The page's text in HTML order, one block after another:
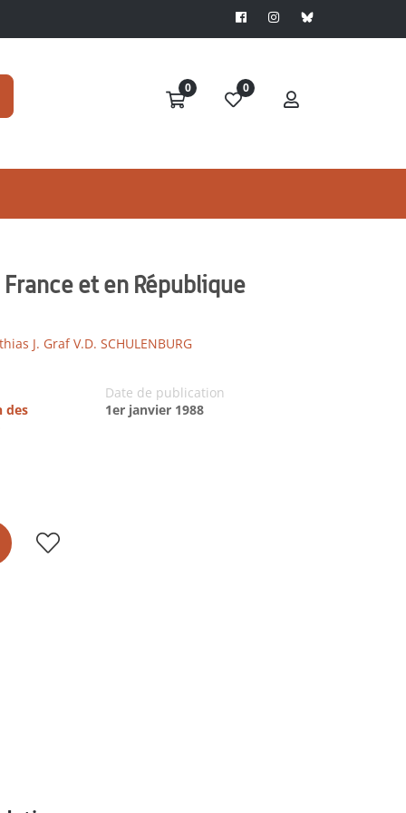
0 0
et en République
J. Graf V.D. SCHULENBURG
des
Date de publication
1er janvier 1988